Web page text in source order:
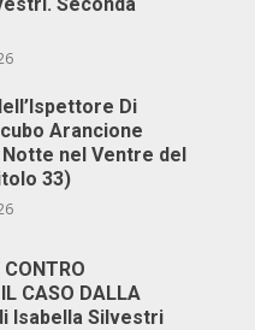
Di
Arancione
nel Ventre del
33)
CONTRO
IL CASO DALLA
Isabella Silvestri